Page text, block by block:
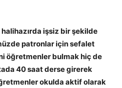
işsiz bir şekilde
patronlar için sefalet
öğretmenler bulmak hiç de
40 saat derse girerek
okulda aktif olarak